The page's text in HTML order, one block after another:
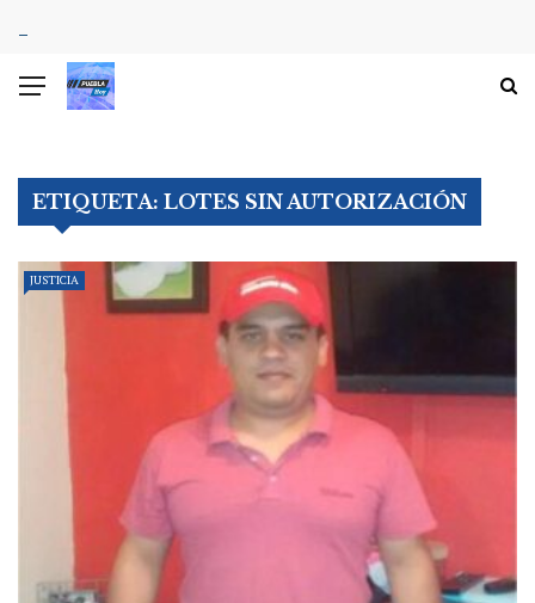
ETIQUETA: LOTES SIN AUTORIZACIÓN
JUSTICIA